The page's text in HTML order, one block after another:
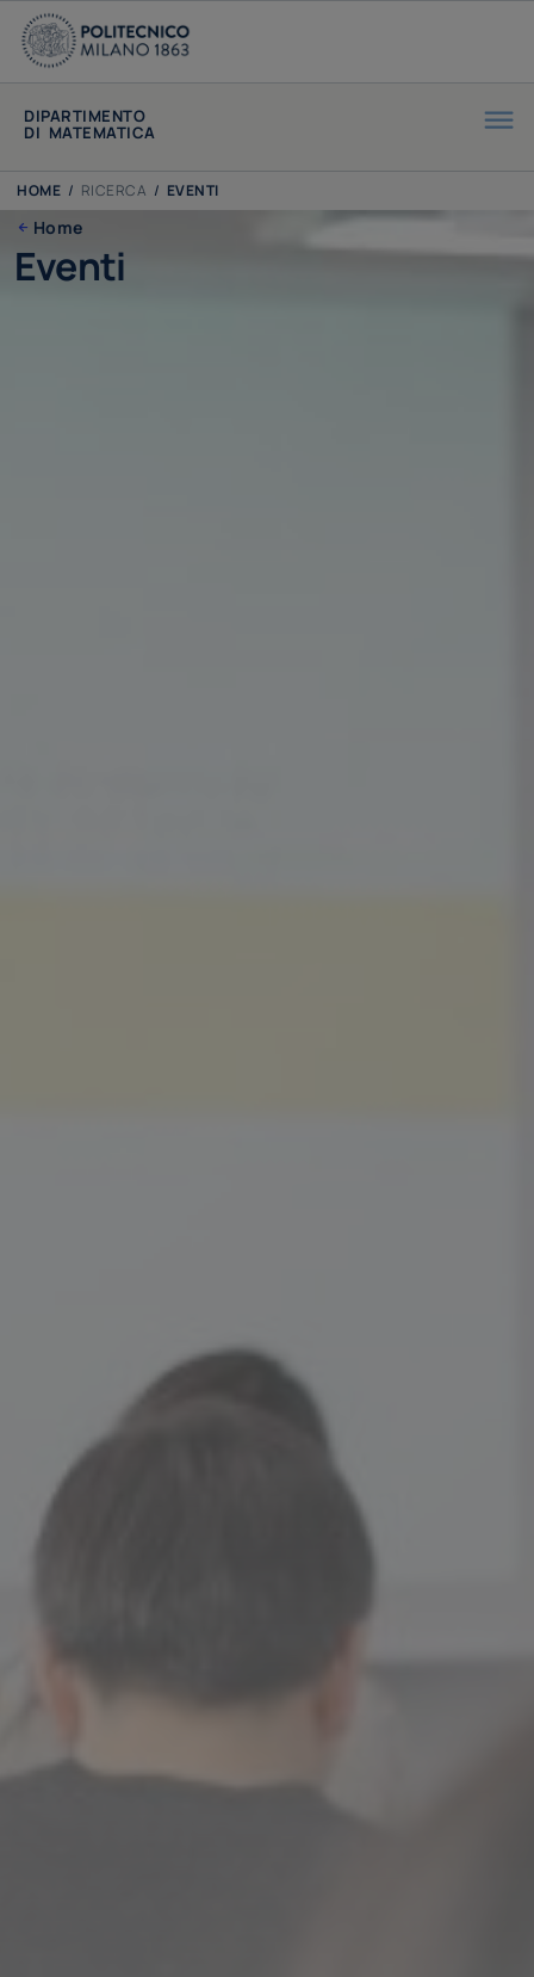
DIPARTIMENTO
DI MATEMATICA
HOME / RICERCA / EVENTI
Home
Eventi